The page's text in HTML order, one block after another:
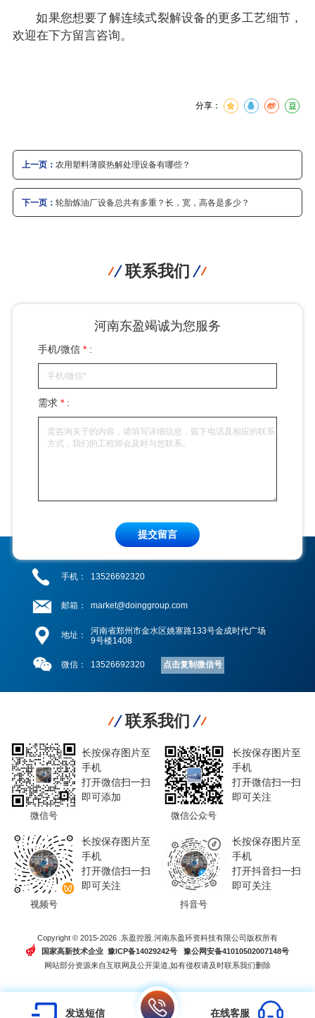
如果您想要了解连续式裂解设备的更多工艺细节，
欢迎在下方留言咨询。
分享：
上一页： 农用塑料薄膜热解处理设备有哪些？
下一页： 轮胎炼油厂设备总共有多重？长，宽，高各是多少？
联系我们
河南东盈竭诚为您服务
手机/微信* :
需求* :
提交留言
手机： 13526692320
邮箱： market@doinggroup.com
地址：
河南省郑州市金水区姚寨路133号金成时代广场
9号楼1408
微信： 13526692320 点击复制微信号
联系我们
微信号
长按保存图片至
手机
打开微信扫一扫
即可添加
微信公众号
长按保存图片至
手机
打开微信扫一扫
即可关注
视频号
长按保存图片至
手机
打开微信扫一扫
即可关注
抖音号
长按保存图片至
手机
打开抖音扫一扫
即可关注
Copyright © 2015-2026 .东盈控股.河南东盈环资科技有限公司版权所有
国家高新技术企业 豫ICP备14029242号豫公网安备41010502007148号
网站部分资源来自互联网及公开渠道,如有侵权请及时联系我们删除
发送短信 在线客服